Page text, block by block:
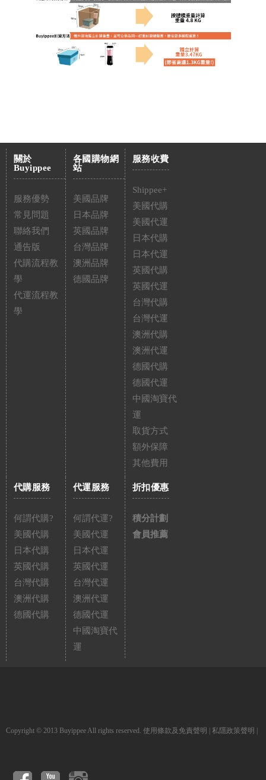
關於
Buyippee
服務優勢
常見問題
聯絡我們
通告版
代購流程教
學
代運流程教
學
各國購物網
站
美國品牌
日本品牌
英國品牌
台灣品牌
澳洲品牌
德國品牌
服務收費
Shippee+
美國代購
美國代運
日本代購
日本代運
英國代購
英國代運
台灣代購
台灣代運
澳洲代購
澳洲代運
德國代購
德國代運
中國淘寶代
運
取貨方式
額外保障
其他費用
代購服務
何謂代購?
美國代購
日本代購
英國代購
台灣代購
澳洲代購
德國代購
代運服務
何謂代運?
美國代運
日本代運
英國代運
台灣代運
澳洲代運
德國代運
中國淘寶代
運
折扣優惠
積分計劃
會員推薦
Copyright © 2013 Buyippee All rights reserved. 使用條款及免責聲明 私隱政策聲明